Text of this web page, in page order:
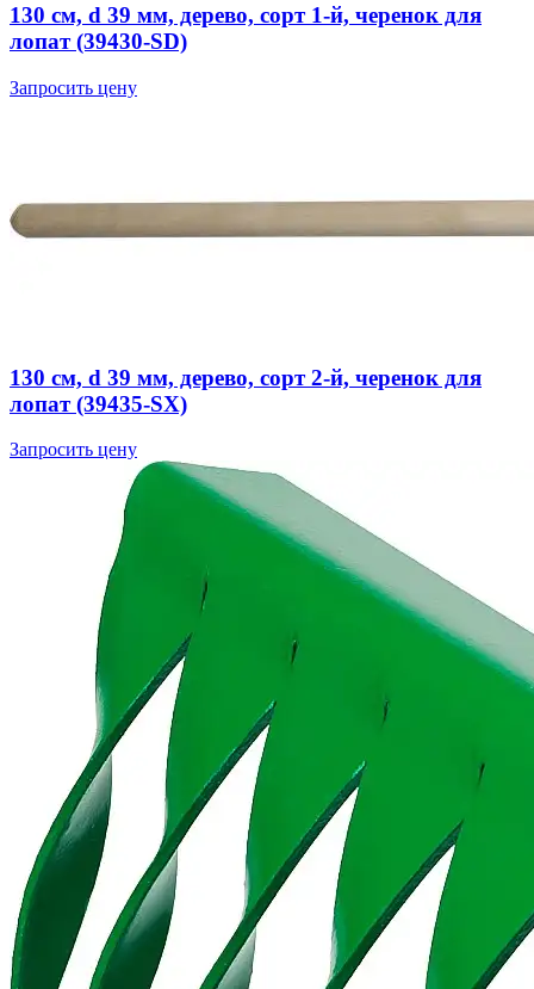
130 см, d 39 мм, дерево, сорт 1-й, черенок для
лопат (39430-SD)
Запросить цену
130 см, d 39 мм, дерево, сорт 2-й, черенок для
лопат (39435-SX)
Запросить цену